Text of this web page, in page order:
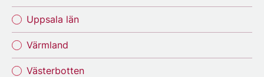
Uppsala län
Värmland
Västerbotten